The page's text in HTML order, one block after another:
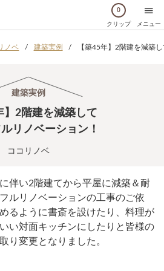
0
クリップ メニュー
ノベ 建築実例 【築45年】2階建を減築
建築実例
】2階建を減築して
リノベーション！
ココリノベ
伴い2階建てから平屋に減築＆耐
ルリノベーションの工事のご依
るように書斎を設けたり、料理が
い対面キッチンにしたりと皆様の
り変更となりました。